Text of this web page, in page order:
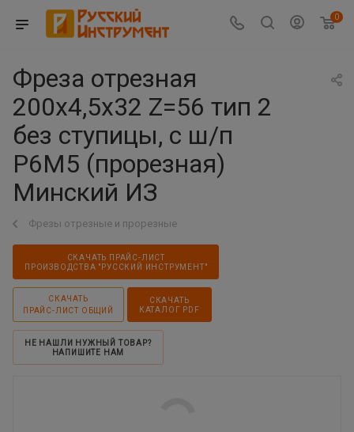
0
Фреза отрезная
200х4,5х32 Z=56 тип 2
без ступицы, с ш/п
Р6М5 (прорезная)
Минский ИЗ
Фрезы отрезные и прорезные
СКАЧАТЬ ПРАЙС-ЛИСТ
ПРОИЗВОДСТВА "РУССКИЙ ИНСТРУМЕНТ"
СКАЧАТЬ
ПРАЙС-ЛИСТ ОБЩИЙ
СКАЧАТЬ
КАТАЛОГ PDF
НЕ НАШЛИ НУЖНЫЙ ТОВАР?
НАПИШИТЕ НАМ